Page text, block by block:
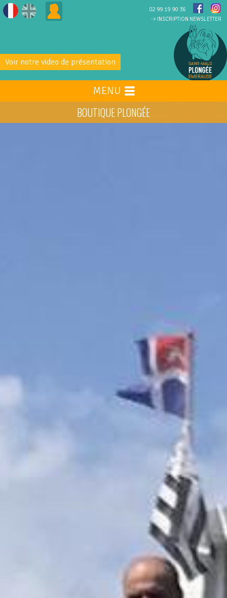
-> INSCRIPTION NEWSLETTER
02 99 19 90 36
Voir notre video de présentation
BOUTIQUE PLONGÉE
MENU